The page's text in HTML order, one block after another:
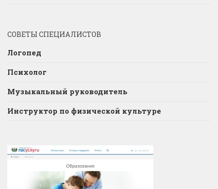
СОВЕТЫ СПЕЦИАЛИСТОВ
Логопед
Психолог
Музыкальный руководитель
Инструктор по физической культуре